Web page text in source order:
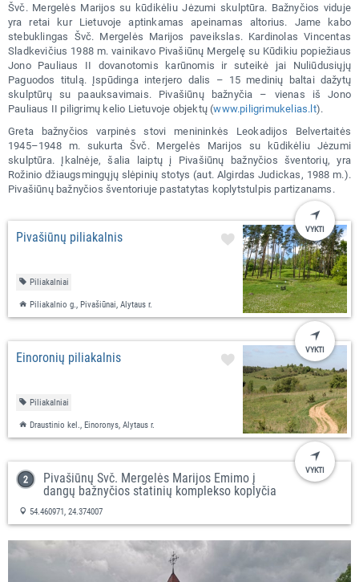
Švč. Mergelės Marijos su kūdikėliu Jėzumi skulptūra. Bažnyčios viduje
yra retai kur Lietuvoje aptinkamas apeinamas altorius. Jame kabo
stebuklingas Švč. Mergelės Marijos paveikslas. Kardinolas Vincentas
Sladkevičius 1988 m. vainikavo Pivašiūnų Mergelę su Kūdikiu popiežiaus
Jono Pauliaus II dovanotomis karūnomis ir suteikė jai Nuliūdusiųjų
Paguodos titulą. Įspūdinga interjero dalis – 15 medinių baltai dažytų
skulptūrų su paauksavimais. Pivašiūnų bažnyčia – vienas iš Jono
Pauliaus II piligrimų kelio Lietuvoje objektų (www.piligrimukelias.lt).
Greta bažnyčios varpinės stovi menininkės Leokadijos Belvertaitės
1945–1948 m. sukurta Švč. Mergelės Marijos su kūdikėliu Jėzumi
skulptūra. Įkalnėje, šalia laiptų į Pivašiūnų bažnyčios šventorių, yra
Rožinio džiaugsmingųjų slėpinių stotys (aut. Algirdas Judickas, 1988 m.).
Pivašiūnų bažnyčios šventoriuje pastatytas koplytstulpis partizanams.
Pivašiūnų piliakalnis
Piliakalniai
Piliakalnio g., Pivašiūnai, Alytaus r.
VYKTI
Einoronių piliakalnis
Piliakalniai
Draustinio kel., Einoronys, Alytaus r.
VYKTI
Pivašiūnų Švč. Mergelės Marijos Ėmimo į
dangų bažnyčios statinių komplekso koplyčia
54.460971, 24.374007
VYKTI